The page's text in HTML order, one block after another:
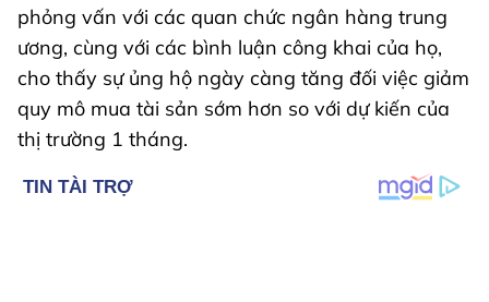
phỏng vấn với các quan chức ngân hàng trung
ương, cùng với các bình luận công khai của họ,
cho thấy sự ủng hộ ngày càng tăng đối việc giảm
quy mô mua tài sản sớm hơn so với dự kiến của
thị trường 1 tháng.